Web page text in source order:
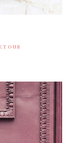
O U R